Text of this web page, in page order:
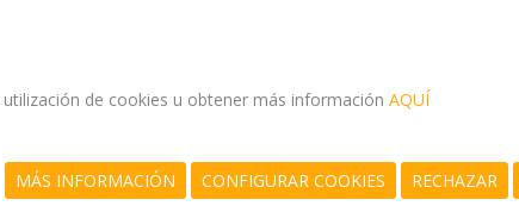
GEOGRAFIA
MEDICINA
PSICOLOGIA
de cookies u obtener más información AQUÍ
MÁS INFORMACIÓN CONFIGURAR COOKIES RECHAZAR